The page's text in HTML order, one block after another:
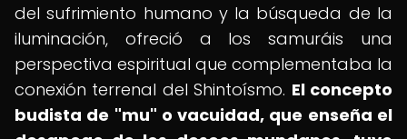
del sufrimiento humano y la búsqueda de la
iluminación, ofreció a los samuráis una
perspectiva espiritual que complementaba la
conexión terrenal del Shintoísmo. El concepto
budista de "mu" o vacuidad, que enseña el